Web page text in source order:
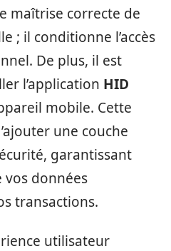
maîtrise correcte de
; il conditionne l’accès
De plus, il est
l’application HID
mobile. Cette
une couche
garantissant
données
transactions.
utilisateur